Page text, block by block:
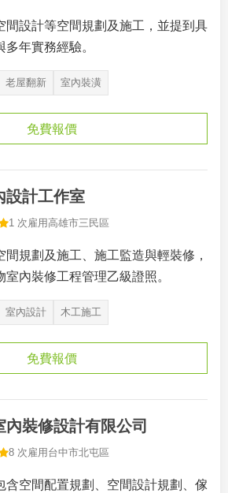
間設計等空間規劃及施工，並提到具
多年實務經驗。
老屋翻新 室內裝潢
免費報價
設計工作室
1 次雇用高雄市三民區
間規劃及施工、施工監造與輕裝修，
室內裝修工程管理乙級證照。
室內設計 木工施工
免費報價
內裝修設計有限公司
8 次雇用 台中市北屯區
含空間配置規劃、空間設計規劃、傢